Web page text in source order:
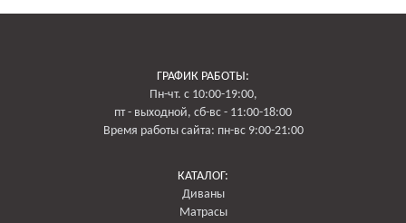
Кресло: 500 руб
ГРАФИК РАБОТЫ:
Пн-чт. с 10:00-19:00,
пт - выходной, сб-вс - 11:00-18:00
Время работы сайта: пн-вс 9:00-21:00
КАТАЛОГ:
Диваны
Матрасы